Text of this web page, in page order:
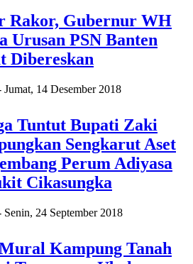
Rakor, Gubernur WH
Urusan PSN Banten
Dibereskan
Jumat, 14 Desember 2018
Tuntut Bupati Zaki
Sengkarut Aset
Perum Adiyasa
Cikasungka
Senin, 24 September 2018
Kampung Tanah